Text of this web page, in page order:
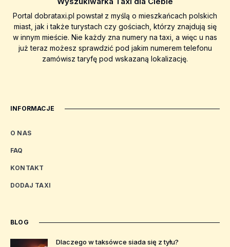
Portal dobrataxi.pl powstał z myślą o mieszkańcach polskich
miast, jak i także turystach czy gościach, którzy znajdują się
w innym mieście. Nie każdy zna numery na taxi, a więc u nas
już teraz możesz sprawdzić pod jakim numerem telefonu
zamówisz taryfę pod wskazaną lokalizację.
INFORMACJE
O NAS
FAQ
KONTAKT
DODAJ TAXI
BLOG
Dlaczego w taksówce siada się z tyłu?